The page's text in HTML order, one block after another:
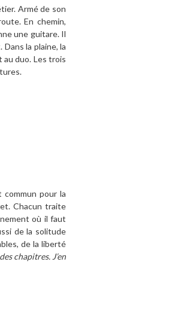
Armé de son
En chemin,
une guitare. Il
la plaine, la
au duo. Les trois
pour la
Chacun traite
où il faut
de la solitude
de la liberté
chapitres. J’en